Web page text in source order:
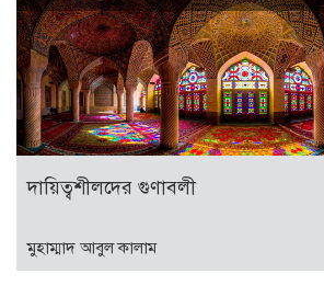
দায়িত্বশীলদের গুণাবলী
মুহাম্মাদ আবুল কালাম